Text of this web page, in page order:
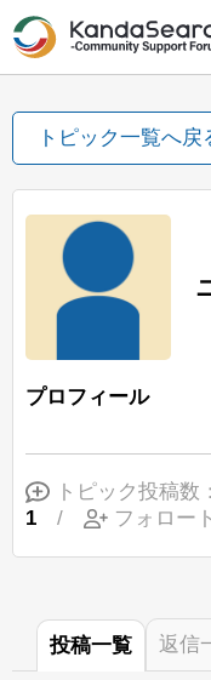
トピック一覧へ戻
プロフィール
トピック投稿数：
1 / フォロー
投稿一覧 返信